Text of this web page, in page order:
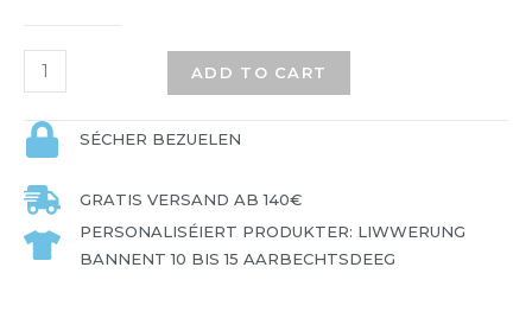
ADD TO CART
SÉCHER BEZUELEN
GRATIS VERSAND AB 140€
PERSONALISÉIERT PRODUKTER: LIWWERUNG
BANNENT 10 BIS 15 AARBECHTSDEEG